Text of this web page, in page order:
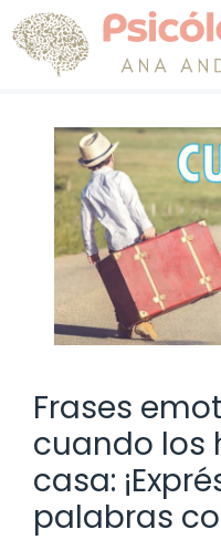
Saltar
al
contenido
Frases
cuando los
casa:
palabras